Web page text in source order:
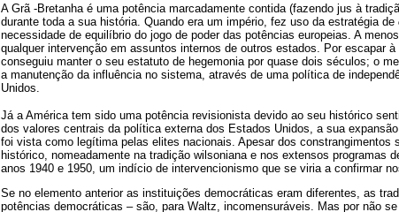
A Grã -Bretanha é uma potência marcadamente contida (fazendo jus à
durante toda a sua história. Quando era um império, fez uso da estratégia de
necessidade de equilíbrio do jogo de poder das potências europeias. A
qualquer intervenção em assuntos internos de outros estados. Por escapar
conseguiu manter o seu estatuto de hegemonia por quase dois séculos; o
a manutenção da influência no sistema, através de uma política de
Unidos.
Já a América tem sido uma potência revisionista devido ao seu histórico
dos valores centrais da política externa dos Estados Unidos, a sua
foi vista como legítima pelas elites nacionais. Apesar dos constrangimentos
histórico, nomeadamente na tradição wilsoniana e nos extensos programas
anos 1940 e 1950, um indício de intervencionismo que se viria a confirmar
Se no elemento anterior as instituições democráticas eram diferentes, as
potências democráticas – são, para Waltz, incomensuráveis. Mas por não